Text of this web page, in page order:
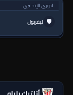
الدوري الإنجليزي
🛡 ليفربول